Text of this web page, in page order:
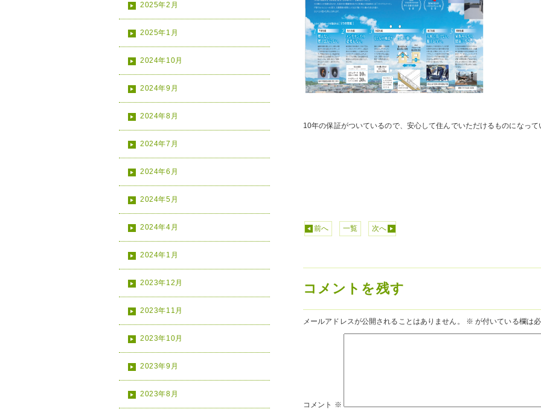
2025年2月
2025年1月
2024年10月
2024年9月
2024年8月
2024年7月
2024年6月
2024年5月
2024年4月
2024年1月
2023年12月
2023年11月
2023年10月
2023年9月
2023年8月
10年の保証がついているので、安心して住んでいただけるものになって
前へ 一覧 次へ
コメントを残す
メールアドレスが公開されることはありません。 ※ が付いている欄は
コメント ※